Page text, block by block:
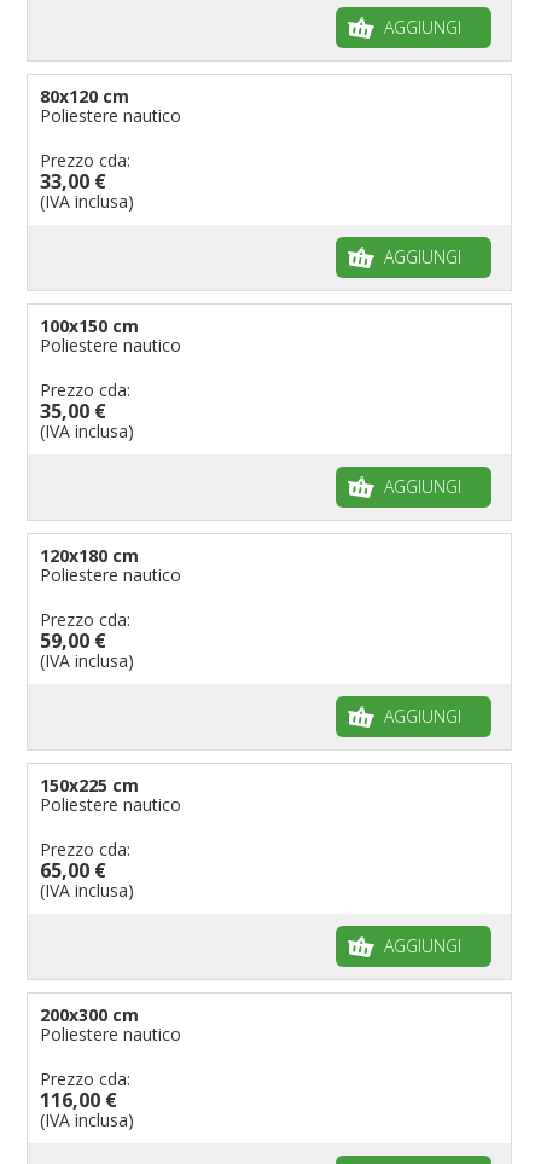
AGGIUNGI
80x120 cm
Poliestere nautico
Prezzo cda:
33,00 €
(IVA inclusa)
AGGIUNGI
100x150 cm
Poliestere nautico
Prezzo cda:
35,00 €
(IVA inclusa)
AGGIUNGI
120x180 cm
Poliestere nautico
Prezzo cda:
59,00 €
(IVA inclusa)
AGGIUNGI
150x225 cm
Poliestere nautico
Prezzo cda:
65,00 €
(IVA inclusa)
AGGIUNGI
200x300 cm
Poliestere nautico
Prezzo cda:
116,00 €
(IVA inclusa)